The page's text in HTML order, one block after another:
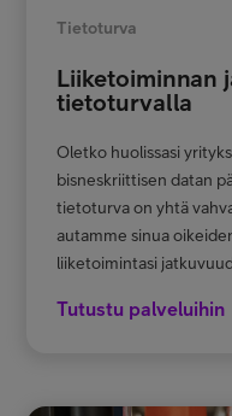
Tietoturva
Liiketoiminnan
tietoturvalla
Oletko huolissasi
bisneskriittisen datan
tietoturva on yhtä
autamme sinua
liiketoimintasi
Tutustu palveluihin